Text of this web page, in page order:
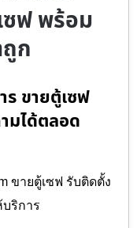
ซฟ พร้อม
ก
ขายตู้เซฟ
มได้ตลอด
ขายตู้เซฟ รับติดตั้ง
ริการ